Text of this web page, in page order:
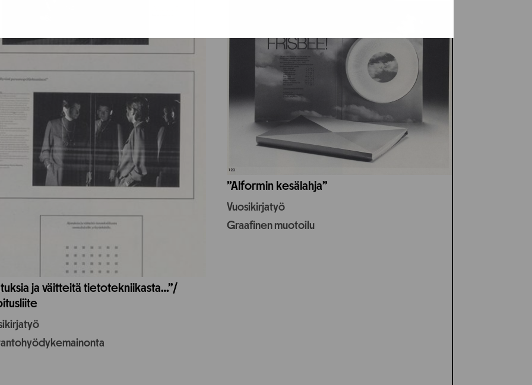
ja väitteitä tietotekniikasta…”/
”Alformin kesälahja”
Vuosikirjatyö
Graafinen muotoilu